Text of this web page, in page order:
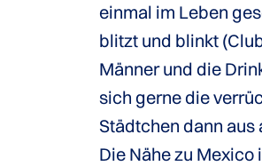
einmal im Leben
blitzt und blinkt
Männer und die
sich gerne die
Städtchen dann
Die Nähe zu